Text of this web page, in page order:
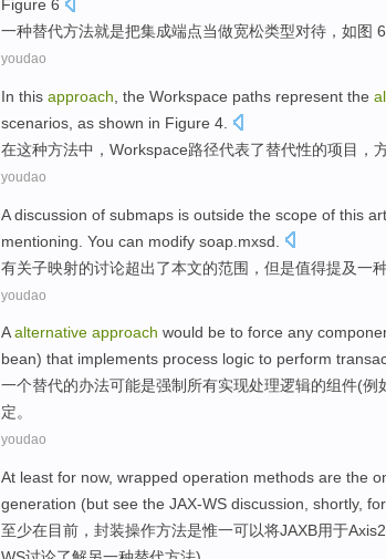
Figure 6
一种替代方法就是把集成端点当做宽松类型对待， 如图
youdao
In this approach the Workspace paths represent the
scenarios as shown in Figure 4
在这种方法中， Workspace路径代表了替代性的项目 ，
youdao
Adiscussion of submaps is outside the scope of this
mentioning . You can modify soap.mxsd.
有关子映射的讨论超出了本文的范围 ， 但是值得提及一
youdao
A alternative approach would be to force any
bean) that implements process logic to perform
一个替代的办法可能是强制 所有实现处理逻辑的组件(例
定。
youdao
At least for now, wrapped operation methods are the
generation (but see the JAX-WS discussion shortly, for
至少在目前 ， 封装操作方法是惟一可以将JAXB用于Axis2